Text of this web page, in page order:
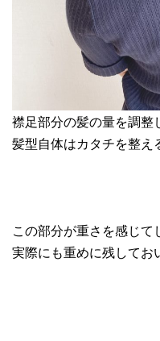
襟足部分の髪の量を調整
髪型自体はカタチを整え
この部分が重さを感じて
実際にも重めに残してお